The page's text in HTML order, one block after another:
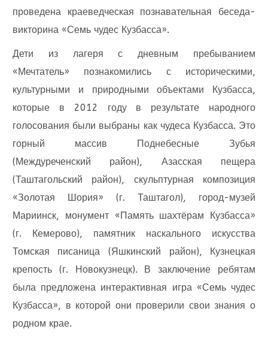
проведена краеведческая познавательная беседа-
викторина «Семь чудес Кузбасса».
Дети из лагеря с дневным пребыванием
«Мечтатель» познакомились с историческими,
культурными и природными объектами Кузбасса,
которые в 2012 году в результате народного
голосования были выбраны как чудеса Кузбасса. Это
горный массив Поднебесные Зубья
(Междуреченский район), Азасская пещера
(Таштагольский район), скульптурная композиция
«Золотая Шория» (г. Таштагол), город-музей
Мариинск, монумент «Память шахтёрам Кузбасса»
(г. Кемерово), памятник наскального искусства
Томская писаница (Яшкинский район), Кузнецкая
крепость (г. Новокузнецк). В заключение ребятам
была предложена интерактивная игра «Семь чудес
Кузбасса», в которой они проверили свои знания о
родном крае.